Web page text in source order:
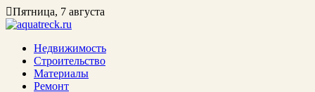
Пятница, 7 августа
Недвижимость
Строительство
Материалы
Ремонт